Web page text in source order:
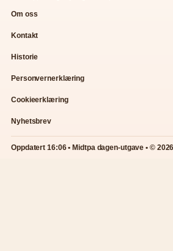
Om oss
Kontakt
Historie
Personvernerklæring
Cookieerklæring
Nyhetsbrev
Oppdatert 16:06 • Midtpa dagen-utgave • ©